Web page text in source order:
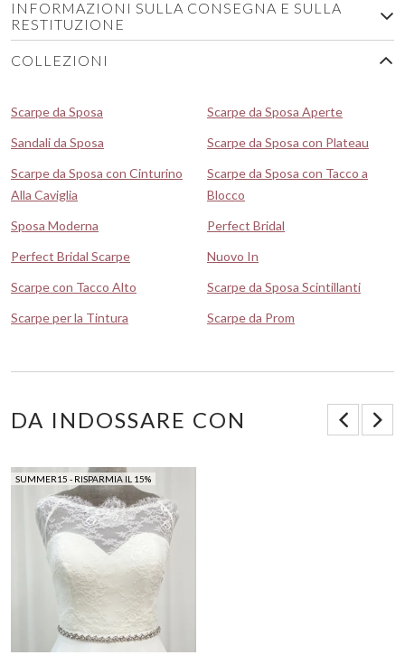
INFORMAZIONI SULLA CONSEGNA E SULLA
RESTITUZIONE
COLLEZIONI
Scarpe da Sposa
Scarpe da Sposa Aperte
Sandali da Sposa
Scarpe da Sposa con Plateau
Scarpe da Sposa con Cinturino
Alla Caviglia
Scarpe da Sposa con Tacco a
Blocco
Sposa Moderna
Perfect Bridal
Perfect Bridal Scarpe
Nuovo In
Scarpe con Tacco Alto
Scarpe da Sposa Scintillanti
Scarpe per la Tintura
Scarpe da Prom
DA INDOSSARE CON
SUMMER15 - RISPARMIA IL 15%